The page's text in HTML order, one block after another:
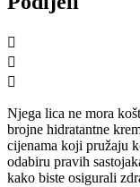
Njega lica ne mora
brojne hidratantne
cijenama koji pružaju
odabiru pravih
kako biste osigurali